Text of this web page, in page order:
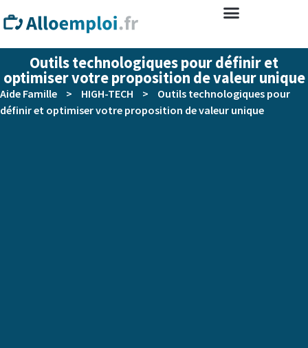
Outils technologiques pour définir et
optimiser votre proposition de valeur unique
Aide Famille > HIGH-TECH >
Outils technologiques pour
définir et optimiser votre proposition de valeur unique